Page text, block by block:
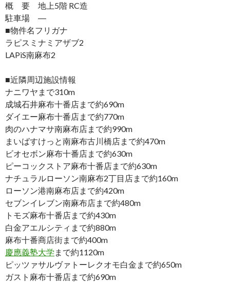
概 要 地上5階 RC造
駐車場 ―
■物件名フリガナ
ラピスミナミアザブ2
LAPiS南麻布2
■近隣周辺施設情報
ナニワヤまで310m
成城石井麻布十番店まで約690m
ダイエー麻布十番店まで約770m
肉のハナマサ南麻布店まで約990m
まいばすけっと南麻布古川橋店まで約470m
ビオセボン麻布十番店まで約630m
ピーコックストア麻布十番店まで約630m
ナチュラルローソン南麻布2丁目店まで約160m
ローソン港南麻布店まで約420m
セブンイレブン南麻布店まで約480m
トモズ麻布十番店まで約430m
白金アエルシティまで約880m
麻布十番商店街まで約400m
慶應義塾大学 まで約1120m
ピッツァサルヴァトーレクオモ白金まで約650m
ガスト麻布十番店まで約690m